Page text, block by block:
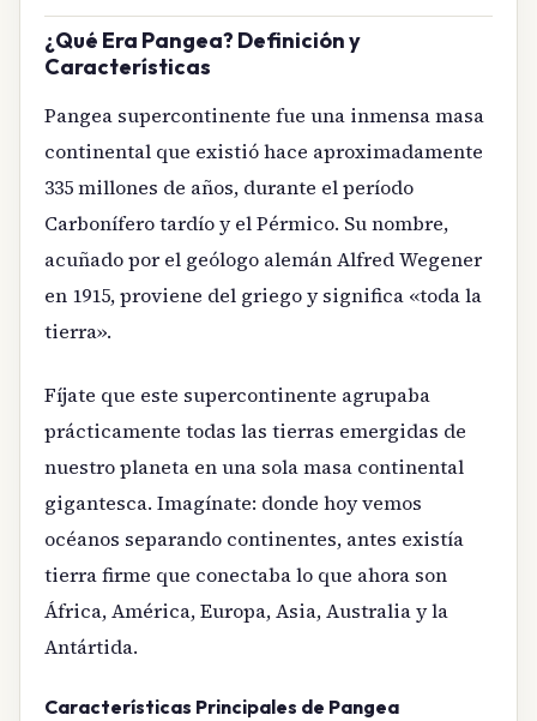
¿Qué Era Pangea? Definición y
Características
Pangea supercontinente fue una inmensa masa
continental que existió hace aproximadamente
335 millones de años, durante el período
Carbonífero tardío y el Pérmico. Su nombre,
acuñado por el geólogo alemán Alfred Wegener
en 1915, proviene del griego y significa «toda la
tierra».
Fíjate que este supercontinente agrupaba
prácticamente todas las tierras emergidas de
nuestro planeta en una sola masa continental
gigantesca. Imagínate: donde hoy vemos
océanos separando continentes, antes existía
tierra firme que conectaba lo que ahora son
África, América, Europa, Asia, Australia y la
Antártida.
Características Principales de Pangea